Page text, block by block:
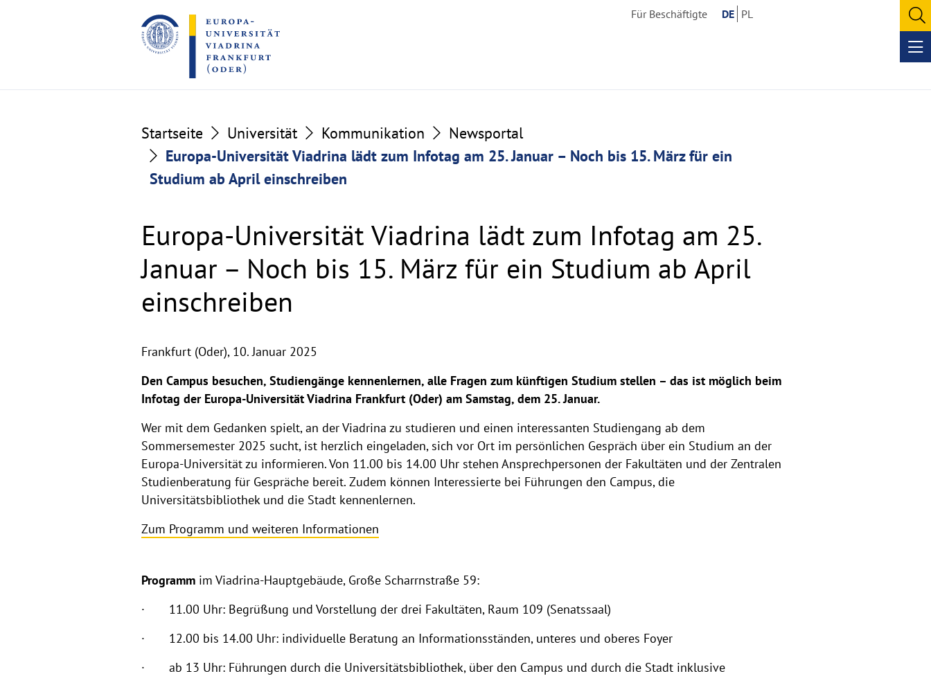
to
the
content
to
the
footer
Für Beschäftigte DE PL
Startseite Universität Kommunikation
Newsportal
Europa-Universität Viadrina lädt zum Infotag am 25. Januar – Noch bis 15. März für ein
Studium ab April einschreiben
Europa-Universität Viadrina lädt zum Infotag am 25.
Januar – Noch bis 15. März für ein Studium ab April
einschreiben
Frankfurt (Oder), 10. Januar 2025
Den Campus besuchen, Studiengänge kennenlernen, alle Fragen zum künftigen Studium stellen – das ist möglich beim
Infotag der Europa-Universität Viadrina Frankfurt (Oder) am Samstag, dem 25. Januar.
Wer mit dem Gedanken spielt, an der Viadrina zu studieren und einen interessanten Studiengang ab dem
Sommersemester 2025 sucht, ist herzlich eingeladen, sich vor Ort im persönlichen Gespräch über ein Studium an der
Europa-Universität zu informieren. Von 11.00 bis 14.00 Uhr stehen Ansprechpersonen der Fakultäten und der Zentralen
Studienberatung für Gespräche bereit. Zudem können Interessierte bei Führungen den Campus, die
Universitätsbibliothek und die Stadt kennenlernen.
Zum Programm und weiteren Informationen
Programm im Viadrina-Hauptgebäude, Große Scharrnstraße 59:
· 11.00 Uhr: Begrüßung und Vorstellung der drei Fakultäten, Raum 109 (Senatssaal)
· 12.00 bis 14.00 Uhr: individuelle Beratung an Informationsständen, unteres und oberes Foyer
· ab 13 Uhr: Führungen durch die Universitätsbibliothek, über den Campus und durch die Stadt inklusive